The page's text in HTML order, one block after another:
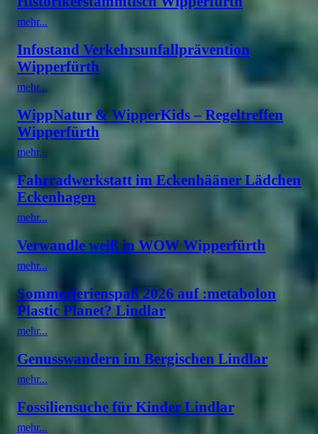
mehr...
Infostand Verkehrsunfallprävention
Wipperfürth
mehr...
WippNatur & WipperKids – Regeltreffen
Wipperfürth
mehr...
Fahrradwerkstatt im Eckenhääner Lädchen
Eckenhagen
mehr...
Verwandle weiß in WOW Wipperfürth
mehr...
Sommerferienspaß 2026 auf :metabolon
Plastic Planet? Lindlar
mehr...
Genusswandern im Bergischen Lindlar
mehr...
Fossiliensuche für Kinder Lindlar
mehr...